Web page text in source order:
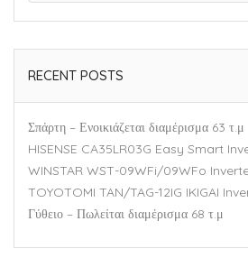
RECENT POSTS
Σπάρτη – Ενοικιάζεται διαμέρισμα 63 τ.μ
HISENSE CA35LR03G Easy Smart
WINSTAR WST-09WFi/09WFo Inverter
TOYOTOMI TAN/TAG-12IG IKIGAI
Γύθειο – Πωλείται διαμέρισμα 68 τ.μ